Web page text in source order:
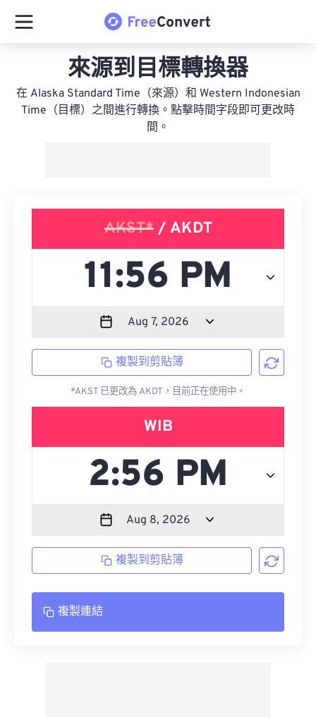
來源到目標轉換器
在 Alaska Standard Time（來源）和 Western Indonesian
Time（目標）之間進行轉換。點擊時間字段即可更改時
間。
AKST*/ AKDT
複製到剪貼簿
*AKST 已更改為 AKDT，目前正在使用中。
WIB
複製到剪貼簿
複製連結